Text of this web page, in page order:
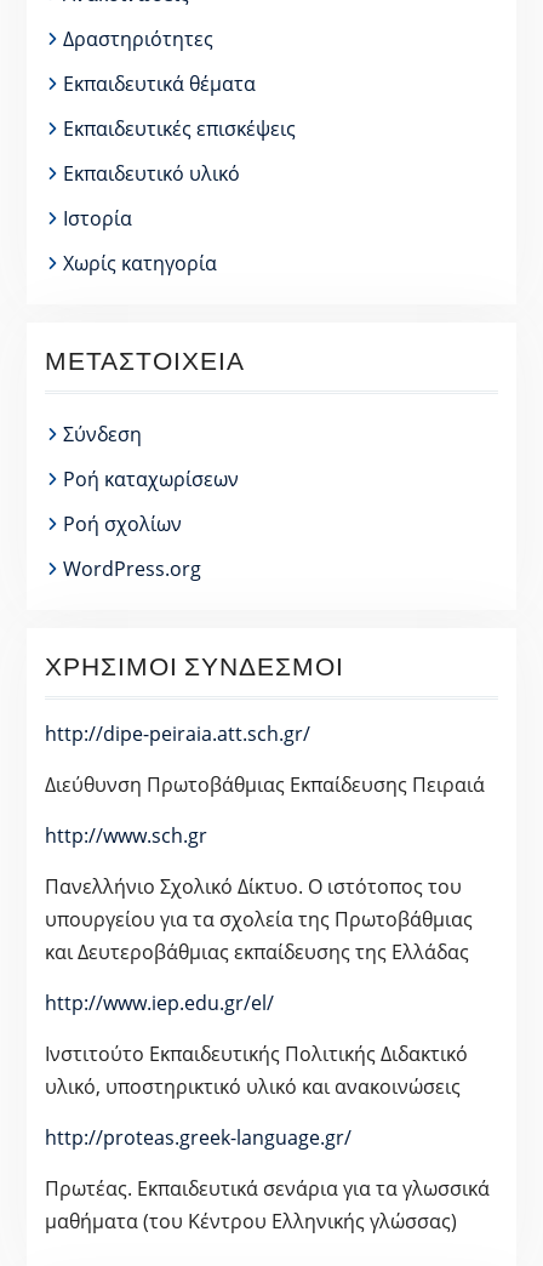
Δραστηριότητες
Εκπαιδευτικά θέματα
Εκπαιδευτικές επισκέψεις
Εκπαιδευτικό υλικό
Ιστορία
Χωρίς κατηγορία
ΜΕΤΑΣΤΟΙΧΕΊΑ
Σύνδεση
Ροή καταχωρίσεων
Ροή σχολίων
WordPress.org
ΧΡΉΣΙΜΟΙ ΣΎΝΔΕΣΜΟΙ
http://dipe-peiraia.att.sch.gr/
Διεύθυνση Πρωτοβάθμιας Εκπαίδευσης Πειραιά
http://www.sch.gr
Πανελλήνιο Σχολικό Δίκτυο. Ο ιστότοπος του
υπουργείου για τα σχολεία της Πρωτοβάθμιας
και Δευτεροβάθμιας εκπαίδευσης της Ελλάδας
http://www.iep.edu.gr/el/
Ινστιτούτο Εκπαιδευτικής Πολιτικής Διδακτικό
υλικό, υποστηρικτικό υλικό και ανακοινώσεις
http://proteas.greek-language.gr/
Πρωτέας. Εκπαιδευτικά σενάρια για τα γλωσσικά
μαθήματα (του Κέντρου Ελληνικής γλώσσας)